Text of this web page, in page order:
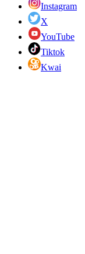
Instagram
X
YouTube
Tiktok
Kwai